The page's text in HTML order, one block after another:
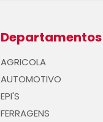
Departamentos
AGRICOLA
AUTOMOTIVO
EPI'S
FERRAGENS